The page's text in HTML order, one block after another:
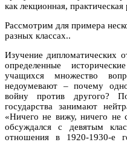
как лекционная,
Рассмотрим для примера
разных классах..
Изучение дипломатических
определенные
учащихся множество
недоумевают – почему
войну против другого?
государства занимают
«Ничего не вижу, ничего
обсуждался с девятым
отношения в 1920-1930-е